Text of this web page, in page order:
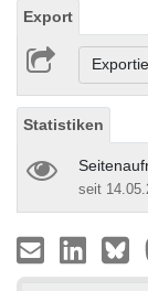
Export
Statistiken
seit